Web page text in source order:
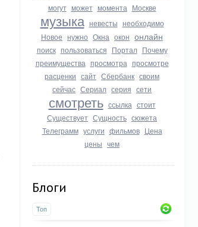
могут может момента Москве
музыка невесты необходимо
Новое нужно Окна окон онлайн
поиск пользоваться Портал Почему
преимущества просмотра просмотре
расценки сайт Сбербанк своим
сейчас Сериал серия сети
смотреть ссылка стоит
Существует Сущность сюжета
Телеграмм услуги фильмов Цена
цены чем
Блоги
Топ